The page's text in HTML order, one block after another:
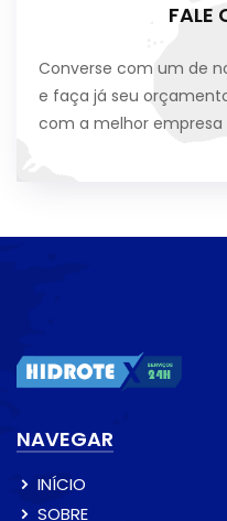
FALE
Converse com um de
e faça já seu
com a melhor empresa
NAVEGAR
INÍCIO
SOBRE